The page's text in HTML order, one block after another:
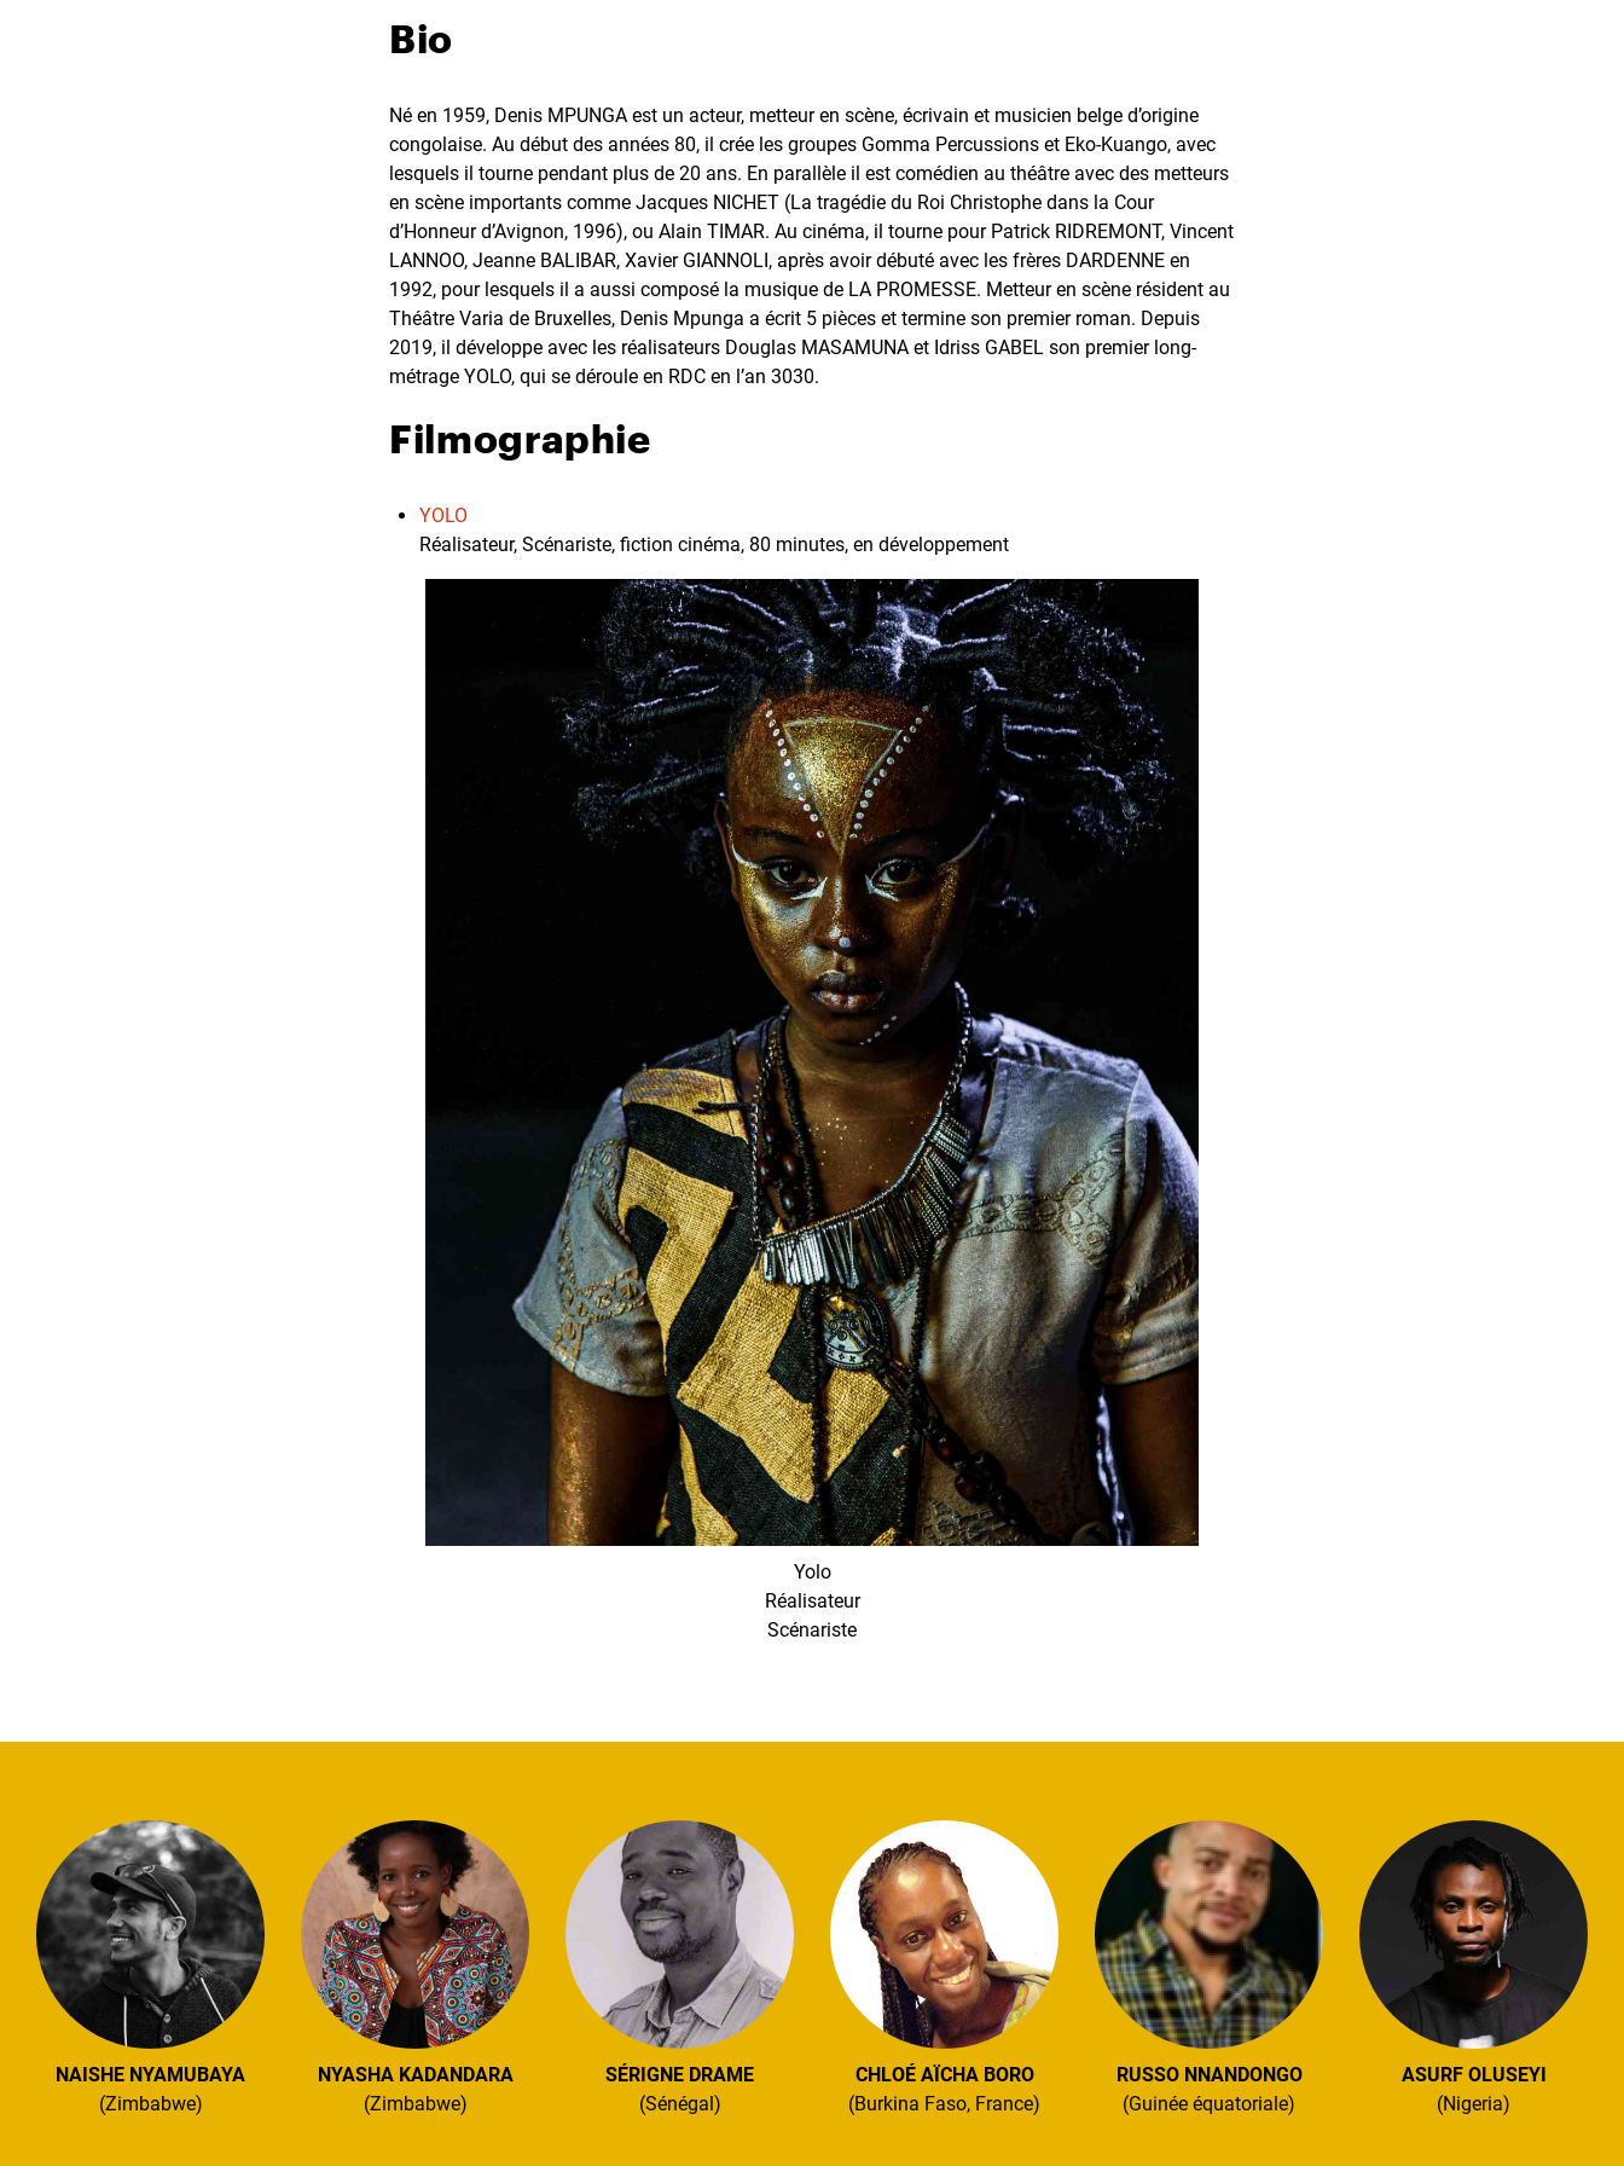
Bio
Né en 1959, Denis MPUNGA est un acteur, metteur en scène, écrivain et musicien belge d’origine
congolaise. Au début des années 80, il crée les groupes Gomma Percussions et Eko-Kuango, avec
lesquels il tourne pendant plus de 20 ans. En parallèle il est comédien au théâtre avec des metteurs
en scène importants comme Jacques NICHET (La tragédie du Roi Christophe dans la Cour
d’Honneur d’Avignon, 1996), ou Alain TIMAR. Au cinéma, il tourne pour Patrick RIDREMONT, Vincent
LANNOO, Jeanne BALIBAR, Xavier GIANNOLI, après avoir débuté avec les frères DARDENNE en
1992, pour lesquels il a aussi composé la musique de LA PROMESSE. Metteur en scène résident au
Théâtre Varia de Bruxelles, Denis Mpunga a écrit 5 pièces et termine son premier roman. Depuis
2019, il développe avec les réalisateurs Douglas MASAMUNA et Idriss GABEL son premier long-
métrage YOLO, qui se déroule en RDC en l’an 3030.
Filmographie
YOLO
Réalisateur, Scénariste, fiction cinéma, 80 minutes, en développement
Yolo
Réalisateur
Scénariste
NAISHE NYAMUBAYA
(Zimbabwe)
NYASHA KADANDARA
(Zimbabwe)
SÉRIGNE DRAME
(Sénégal)
CHLOÉ AÏCHA BORO
(Burkina Faso, France)
RUSSO NNANDONGO
(Guinée équatoriale)
ASURF OLUSEYI
(Nigeria)